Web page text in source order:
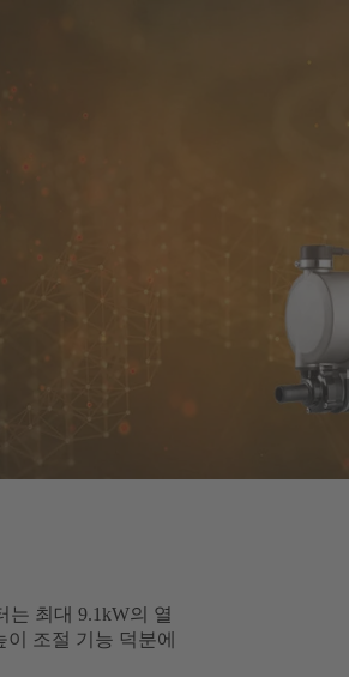
는 최대 9.1kW의 열
조절 기능 덕분에